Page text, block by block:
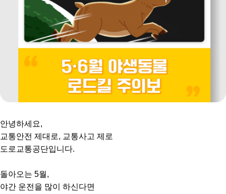
안녕하세요,
교통안전 제대로, 교통사고 제로
도로교통공단입니다.
돌아오는 5월,
야간 운전을 많이 하신다면